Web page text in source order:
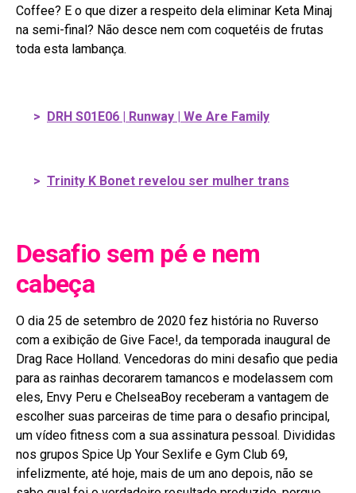
Coffee? E o que dizer a respeito dela eliminar Keta Minaj
na semi-final? Não desce nem com coquetéis de frutas
toda esta lambança.
> DRH S01E06 | Runway | We Are Family
> Trinity K Bonet revelou ser mulher trans
Desafio sem pé e nem
cabeça
O dia 25 de setembro de 2020 fez história no Ruverso
com a exibição de Give Face!, da temporada inaugural de
Drag Race Holland. Vencedoras do mini desafio que pedia
para as rainhas decorarem tamancos e modelassem com
eles, Envy Peru e ChelseaBoy receberam a vantagem de
escolher suas parceiras de time para o desafio principal,
um vídeo fitness com a sua assinatura pessoal. Divididas
nos grupos Spice Up Your Sexlife e Gym Club 69,
infelizmente, até hoje, mais de um ano depois, não se